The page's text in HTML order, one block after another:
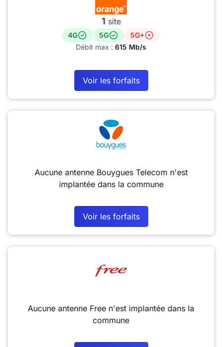
1 site
4G 5G
5G+
Débit max : 615 Mb/s
Voir les forfaits
Aucune antenne Bouygues Telecom n'est
implantée dans la commune
Voir les forfaits
Aucune antenne Free n'est implantée dans la
commune